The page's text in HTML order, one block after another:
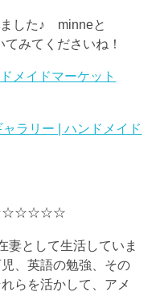
した♪ minneと
みてくださいね！
メイドマーケット
ラリー | ハンドメイド
妻として生活していま
、英語の勉強、その
らを活かして、アメ